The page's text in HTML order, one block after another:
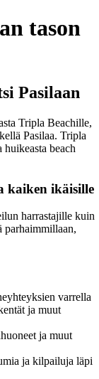
tason
Pasilaan
Tripla Beachille,
Pasilaa. Tripla
beach
kaiken ikäisille
harrastajille kuin
parhaimmillaan,
varrella
ja muut
ja muut
ja kilpailuja läpi